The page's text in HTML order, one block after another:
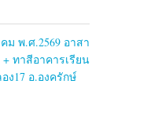
ม พ.ศ.2569 อาสา
ทาสีอาคารเรียน
ง17 อ.องครักษ์